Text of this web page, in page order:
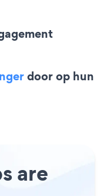
door op hun
are